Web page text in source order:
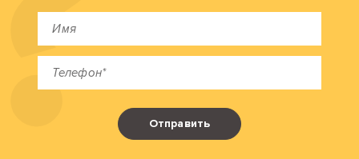
Отправить